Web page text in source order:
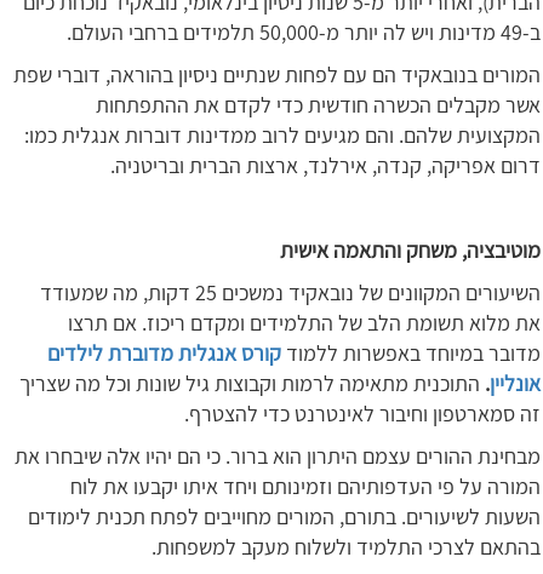
ב-49 מדינות ויש לה יותר מ-50,000 תלמידים ברחבי העולם.
המורים בנובאקיד הם עם לפחות שנתיים ניסיון בהוראה, דוברי שפת
אשר מקבלים הכשרה חודשית כדי לקדם את ההתפתחות
המקצועית שלהם. והם מגיעים לרוב ממדינות דוברות אנגלית כמו:
דרום אפריקה, קנדה, אירלנד, ארצות הברית ובריטניה.
מוטיבציה, משחק והתאמה אישית
השיעורים המקוונים של נובאקיד נמשכים 25 דקות, מה שמעודד
את מלוא תשומת הלב של התלמידים ומקדם ריכוז. אם תרצו
מדובר במיוחד באפשרות ללמוד קורס אנגלית מדוברת לילדים
אונליין. התוכנית מתאימה לרמות וקבוצות גיל שונות וכל מה שצריך
זה סמארטפון וחיבור לאינטרנט כדי להצטרף.
מבחינת ההורים עצמם היתרון הוא ברור. כי הם יהיו אלה שיבחרו את
המורה על פי העדפותיהם וזמינותם ויחד איתו יקבעו את לוח
השעות לשיעורים. בתורם, המורים מחוייבים לפתח תכנית לימודים
בהתאם לצרכי התלמיד ולשלוח מעקב למשפחות.